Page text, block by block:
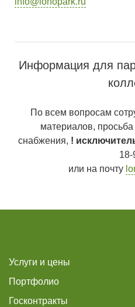
Информация для
По всем вопросам
материалов,
снабжения, !
18-
или на почту
Услуги и цены
Портфолио
Госконтракты